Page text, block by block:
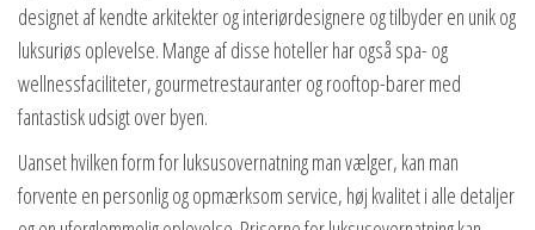
designet af kendte arkitekter og interiørdesignere og tilbyder en unik og
luksuriøs oplevelse. Mange af disse hoteller har også spa- og
wellnessfaciliteter, gourmetrestauranter og rooftop-barer med
fantastisk udsigt over byen.
Uanset hvilken form for luksusovernatning man vælger, kan man
forvente en personlig og opmærksom service, høj kvalitet i alle detaljer